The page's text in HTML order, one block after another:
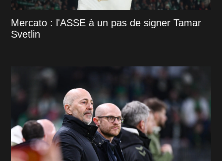
Mercato : l'ASSE à un pas de signer Tamar
Svetlin